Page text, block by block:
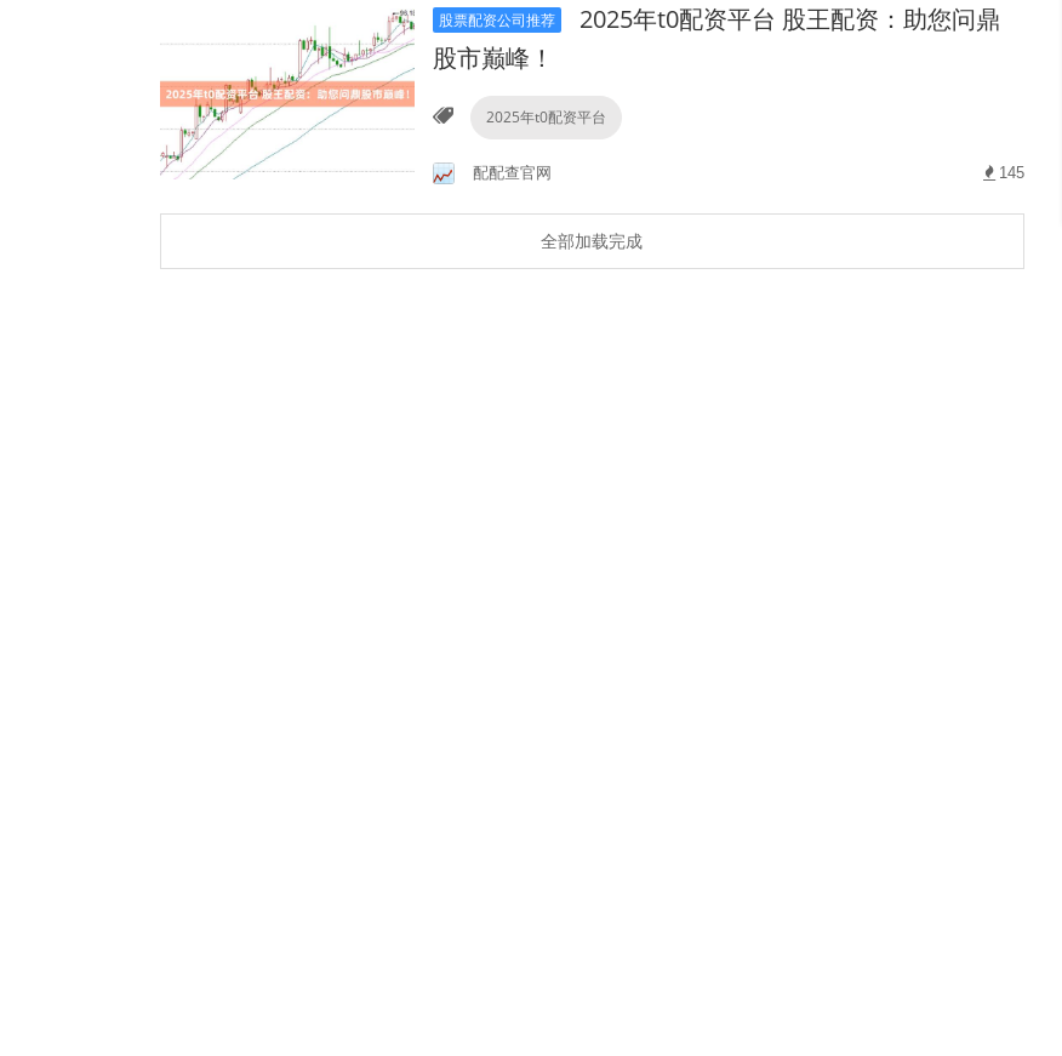
股票配资公司推荐
2025年t0配资平台 股王配资：助您问鼎
股市巅峰！
2025年t0配资平台
配配查官网 145
全部加载完成